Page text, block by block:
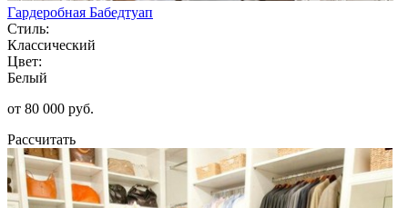
Гардеробная Бабедтуап
Стиль:
Классический
Цвет:
Белый
от 80 000 руб.
Рассчитать